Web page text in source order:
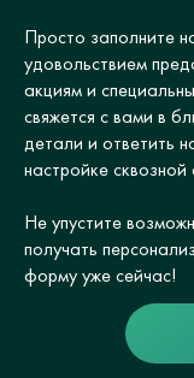
Просто заполните
удовольствием
акциям и
свяжется с вами в
детали и ответить
настройке
Не упустите
получать
форму уже сейчас!